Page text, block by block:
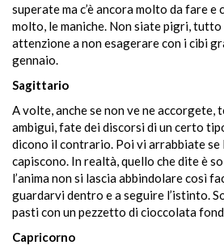
superate ma c’è ancora molto da fare e
molto, le maniche. Non siate pigri, tutto
attenzione a non esagerare con i cibi
gennaio.
Sagittario
A volte, anche se non ve ne accorgete,
ambigui, fate dei discorsi di un certo
dicono il contrario. Poi vi arrabbiate se
capiscono. In realtà, quello che dite è
l’anima non si lascia abbindolare così
guardarvi dentro e a seguire l’istinto.
pasti con un pezzetto di cioccolata
Capricorno